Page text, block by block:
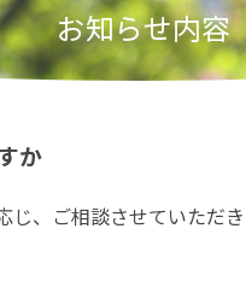
お知らせ内容
か
、ご相談させていただき